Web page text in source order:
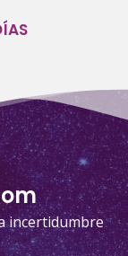
incertidumbre